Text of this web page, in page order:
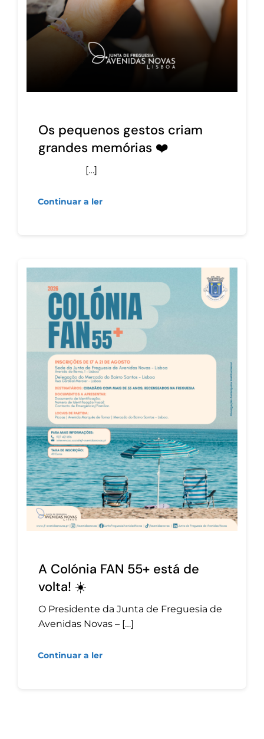
Os pequenos gestos criam
grandes memórias ❤️
[…]
Continuar a ler
A Colónia FAN 55+ está de
volta! ☀️
O Presidente da Junta de Freguesia de
Avenidas Novas – […]
Continuar a ler